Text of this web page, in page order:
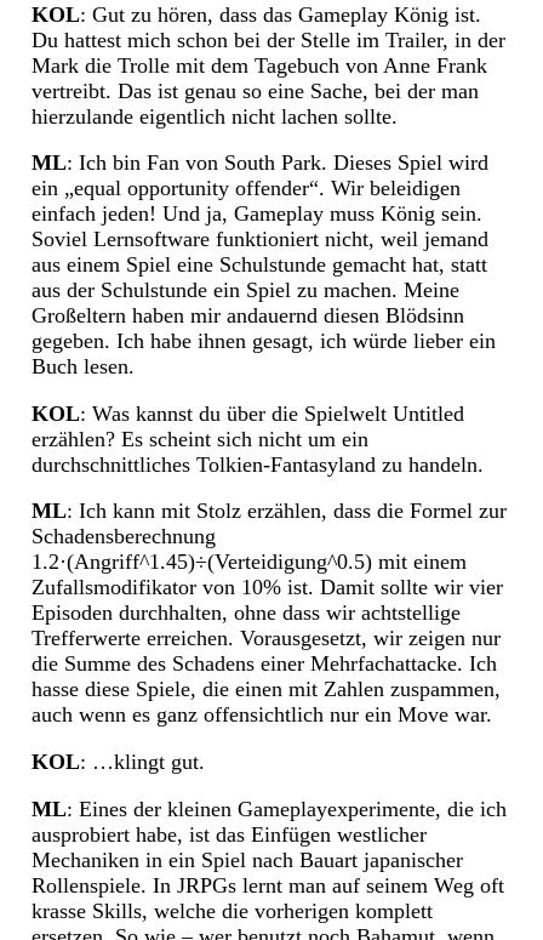
KOL: Gut zu hören, dass das Gameplay König ist.
Du hattest mich schon bei der Stelle im Trailer, in der
Mark die Trolle mit dem Tagebuch von Anne Frank
vertreibt. Das ist genau so eine Sache, bei der man
hierzulande eigentlich nicht lachen sollte.
ML: Ich bin Fan von South Park. Dieses Spiel wird
ein „equal opportunity offender“. Wir beleidigen
einfach jeden! Und ja, Gameplay muss König sein.
Soviel Lernsoftware funktioniert nicht, weil jemand
aus einem Spiel eine Schulstunde gemacht hat, statt
aus der Schulstunde ein Spiel zu machen. Meine
Großeltern haben mir andauernd diesen Blödsinn
gegeben. Ich habe ihnen gesagt, ich würde lieber ein
Buch lesen.
KOL: Was kannst du über die Spielwelt Untitled
erzählen? Es scheint sich nicht um ein
durchschnittliches Tolkien-Fantasyland zu handeln.
ML: Ich kann mit Stolz erzählen, dass die Formel zur
Schadensberechnung
1.2·(Angriff^1.45)÷(Verteidigung^0.5) mit einem
Zufallsmodifikator von 10% ist. Damit sollte wir vier
Episoden durchhalten, ohne dass wir achtstellige
Trefferwerte erreichen. Vorausgesetzt, wir zeigen nur
die Summe des Schadens einer Mehrfachattacke. Ich
hasse diese Spiele, die einen mit Zahlen zuspammen,
auch wenn es ganz offensichtlich nur ein Move war.
KOL: …klingt gut.
ML: Eines der kleinen Gameplayexperimente, die ich
ausprobiert habe, ist das Einfügen westlicher
Mechaniken in ein Spiel nach Bauart japanischer
Rollenspiele. In JRPGs lernt man auf seinem Weg oft
krasse Skills, welche die vorherigen komplett